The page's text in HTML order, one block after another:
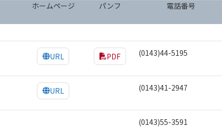
ホームページ パンフ 電話番号
URL PDF (0143)44-5195
URL (0143)41-2947
(0143)55-3591